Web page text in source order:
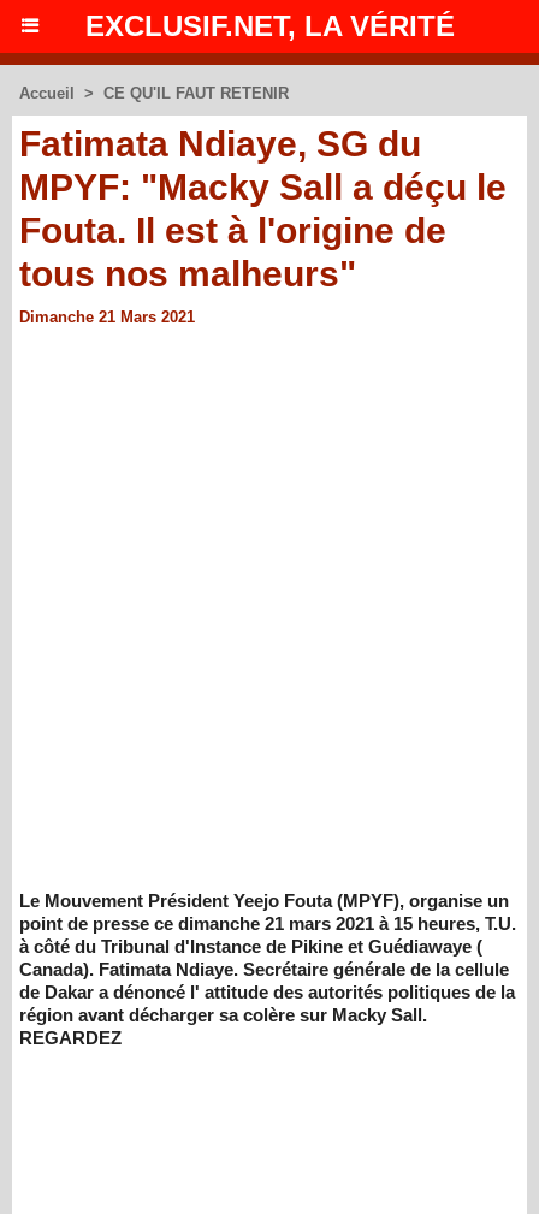
EXCLUSIF.NET, LA VÉRITÉ
Accueil > CE QU'IL FAUT RETENIR
Fatimata Ndiaye, SG du
MPYF: "Macky Sall a déçu le
Fouta. Il est à l'origine de
tous nos malheurs"
Dimanche 21 Mars 2021
Le Mouvement Président Yeejo Fouta (MPYF), organise un
point de presse ce dimanche 21 mars 2021 à 15 heures, T.U.
à côté du Tribunal d'Instance de Pikine et Guédiawaye (
Canada). Fatimata Ndiaye. Secrétaire générale de la cellule
de Dakar a dénoncé l' attitude des autorités politiques de la
région avant décharger sa colère sur Macky Sall.
REGARDEZ